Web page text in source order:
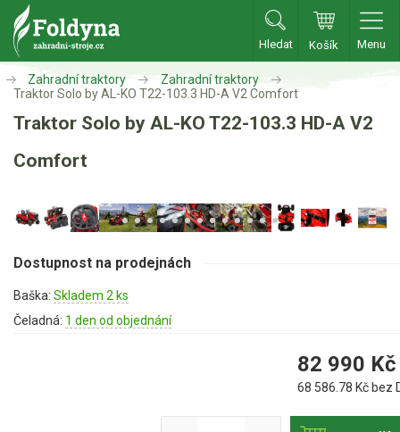
Hledat Košík Menu
Zahradní traktory
Zahradní traktory
Zahradní ridery
Příslušenství
Sekačky
Benzínové sekačky
Zahradní traktory
Zahradní traktory
Traktor Solo by AL-KO T22-103.3 HD-A V2 Comfort
Traktor Solo by AL-KO T22-103.3 HD-A V2
Comfort
Dostupnost na prodejnách
Baška: Skladem 2 ks
Čeladná: 1 den od objednání
82 990 Kč
68 586.78 Kč bez